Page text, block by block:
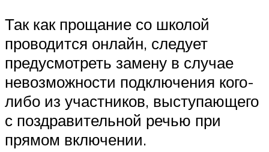
Так как прощание со школой
проводится онлайн, следует
предусмотреть замену в случае
невозможности подключения кого-
либо из участников, выступающего
с поздравительной речью при
прямом включении.